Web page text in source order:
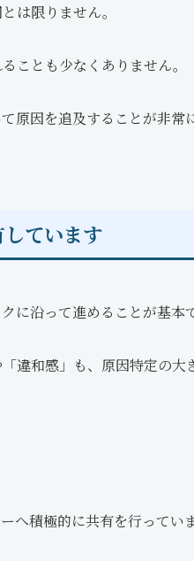
は限りません。
ことも少なくありません。
原因を追及することが非常
ています
に沿って進めることが基本で
違和感」も、原因特定の大
へ積極的に共有を行っていま